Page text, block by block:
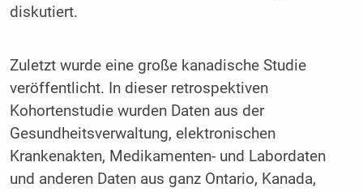
diskutiert.
Zuletzt wurde eine große kanadische Studie
veröffentlicht. In dieser retrospektiven
Kohortenstudie wurden Daten aus der
Gesundheitsverwaltung, elektronischen
Krankenakten, Medikamenten- und Labordaten
und anderen Daten aus ganz Ontario, Kanada,